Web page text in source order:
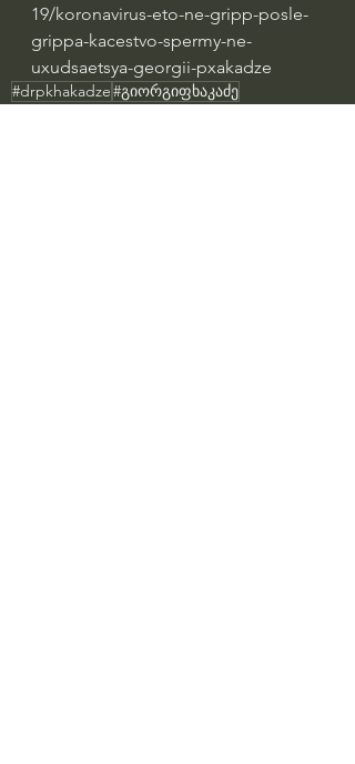
19/koronavirus-eto-ne-gripp-posle-
grippa-kacestvo-spermy-ne-
uxudsaetsya-georgii-pxakadze
#drpkhakadze#გიორგიფხაკაძე